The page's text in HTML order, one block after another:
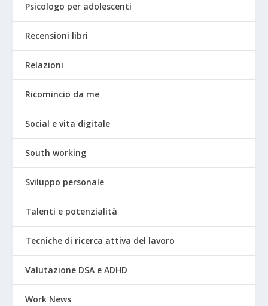
Psicologo per adolescenti
Recensioni libri
Relazioni
Ricomincio da me
Social e vita digitale
South working
Sviluppo personale
Talenti e potenzialità
Tecniche di ricerca attiva del lavoro
Valutazione DSA e ADHD
Work News